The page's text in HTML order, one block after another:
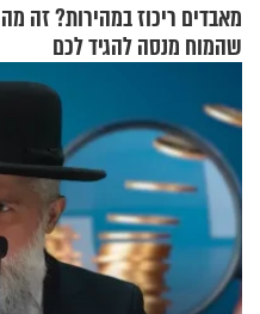
מאבדים ריכוז במהירות? זה מה
שהמוח מנסה להגיד לכם